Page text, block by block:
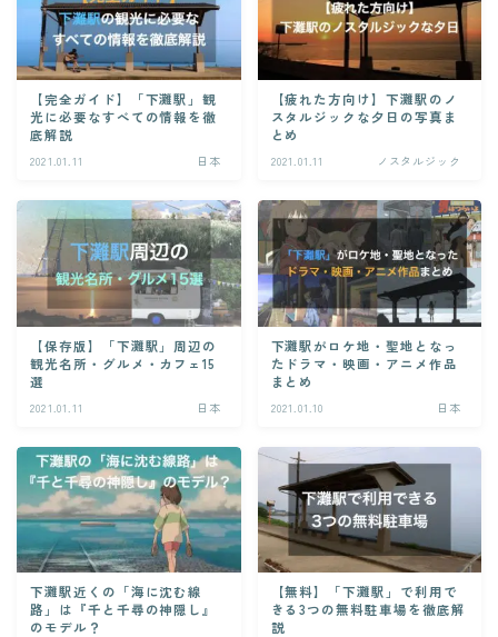
【完全ガイド】「下灘駅」観
光に必要なすべての情報を徹
底解説
2021.01.11 日本
【疲れた方向け】下灘駅のノ
スタルジックな夕日の写真ま
とめ
2021.01.11 ノスタルジック
【保存版】「下灘駅」周辺の
観光名所・グルメ・カフェ15
選
2021.01.11 日本
下灘駅がロケ地・聖地となっ
たドラマ・映画・アニメ作品
まとめ
2021.01.10 日本
下灘駅近くの「海に沈む線
路」は『千と千尋の神隠し』
のモデル？
【無料】「下灘駅」で利用で
きる3つの無料駐車場を徹底解
説